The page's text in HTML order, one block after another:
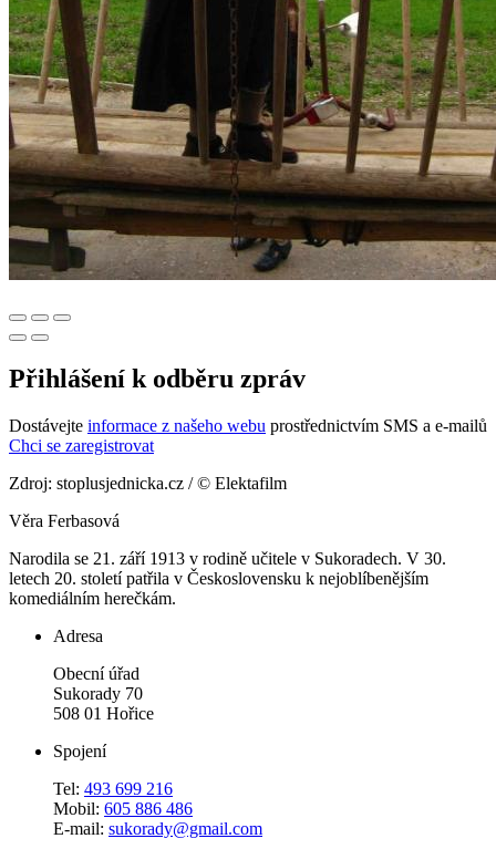
Přihlášení k odběru zpráv
Dostávejte informace z našeho webu prostřednictvím SMS a e-mailů
Chci se zaregistrovat
Zdroj: stoplusjednicka.cz / © Elektafilm
Věra Ferbasová
Narodila se 21. září 1913 v rodině učitele v Sukoradech. V 30.
letech 20. století patřila v Československu k nejoblíbenějším
komediálním herečkám.
Adresa
Obecní úřad
Sukorady 70
508 01 Hořice
Spojení
Tel: 493 699 216
Mobil: 605 886 486
E-mail: sukorady@gmail.com